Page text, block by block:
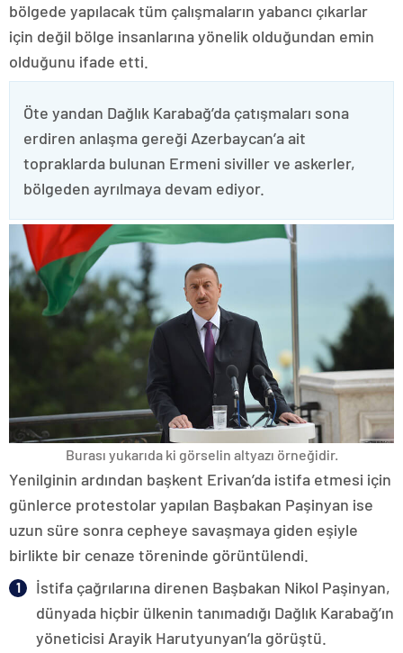
bölgede yapılacak tüm çalışmaların yabancı çıkarlar
için değil bölge insanlarına yönelik olduğundan emin
olduğunu ifade etti.
Öte yandan Dağlık Karabağ’da çatışmaları sona
erdiren anlaşma gereği Azerbaycan’a ait
topraklarda bulunan Ermeni siviller ve askerler,
bölgeden ayrılmaya devam ediyor.
Burası yukarıda ki görselin altyazı örneğidir.
Yenilginin ardından başkent Erivan’da istifa etmesi için
günlerce protestolar yapılan Başbakan Paşinyan ise
uzun süre sonra cepheye savaşmaya giden eşiyle
birlikte bir cenaze töreninde görüntülendi.
İstifa çağrılarına direnen Başbakan Nikol Paşinyan,
dünyada hiçbir ülkenin tanımadığı Dağlık Karabağ’ın
yöneticisi Arayik Harutyunyan’la görüştü.